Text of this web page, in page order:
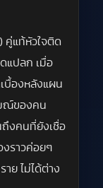
คู่แท้หัวใจติด
แปลก เมื่อ
บื้องหลังแผน
ณ์ของคน
งคนที่ยังเชื่อ
งราวค่อยๆ
าย ไม่ได้ต่าง